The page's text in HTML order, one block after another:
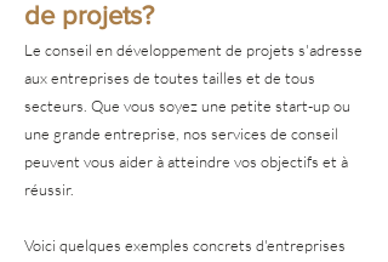
de projets?
Le conseil en développement de projets s'adresse
aux entreprises de toutes tailles et de tous
secteurs. Que vous soyez une petite start-up ou
une grande entreprise, nos services de conseil
peuvent vous aider à atteindre vos objectifs et à
réussir.
Voici quelques exemples concrets d'entreprises